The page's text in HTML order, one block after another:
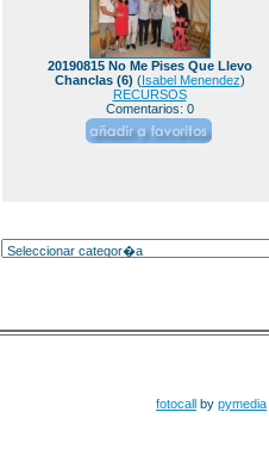
20190815 No Me Pises Que Llevo
Chanclas (6) (Isabel Menendez)
RECURSOS
Comentarios: 0
fotocall by pymedia